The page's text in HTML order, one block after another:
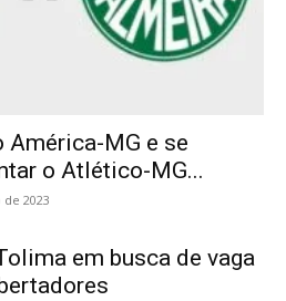
América-MG e se
o Atlético-MG...
2023
em busca de vaga